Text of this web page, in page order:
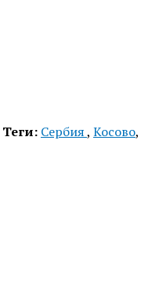
Теги: Сербия, Косово,